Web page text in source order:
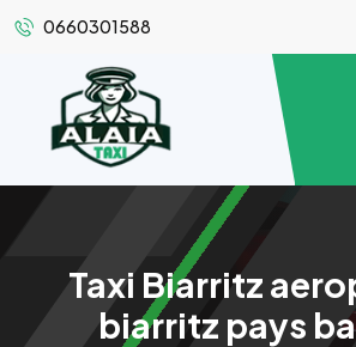
0660301588
Taxi Biarritz
biarritz pays